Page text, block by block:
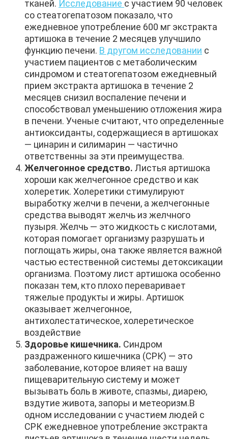
тканей. Исследование с участием 90 человек
со стеатогепатозом показало, что
ежедневное употребление 600 мг экстракта
артишока в течение 2 месяцев улучшило
функцию печени. В другом исследовании с
участием пациентов с метаболическим
синдромом и стеатогепатозом ежедневный
прием экстракта артишока в течение 2
месяцев снизил воспаление печени и
способствовал уменьшению отложения жира
в печени. Ученые считают, что определенные
антиоксиданты, содержащиеся в артишоках
— цинарин и силимарин — частично
ответственны за эти преимущества.
Желчегонное средство. Листья артишока
хороши как желчегонное средство и как
холеретик. Холеретики стимулируют
выработку желчи в печени, а желчегонные
средства выводят желчь из желчного
пузыря. Желчь — это жидкость с кислотами,
которая помогает организму разрушать и
поглощать жиры, она также является важной
частью естественной системы детоксикации
организма. Поэтому лист артишока особенно
показан тем, кто плохо переваривает
тяжелые продукты и жиры. Артишок
оказывает желчегонное,
антихолестатическое, холеретическое
воздействие
Здоровье кишечника. Синдром
раздраженного кишечника (СРК) — это
заболевание, которое влияет на вашу
пищеварительную систему и может
вызывать боль в животе, спазмы, диарею,
вздутие живота, запоры и метеоризм.В
одном исследовании с участием людей с
СРК ежедневное употребление экстракта